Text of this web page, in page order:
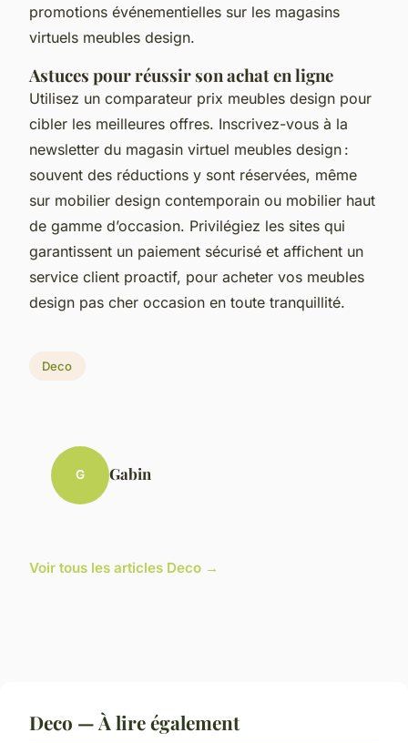
promotions événementielles sur les magasins
virtuels meubles design.
Astuces pour réussir son achat en ligne
Utilisez un comparateur prix meubles design pour
cibler les meilleures offres. Inscrivez-vous à la
newsletter du magasin virtuel meubles design :
souvent des réductions y sont réservées, même
sur mobilier design contemporain ou mobilier haut
de gamme d’occasion. Privilégiez les sites qui
garantissent un paiement sécurisé et affichent un
service client proactif, pour acheter vos meubles
design pas cher occasion en toute tranquillité.
Deco
G Gabin
Voir tous les articles Deco →
Deco — À lire également